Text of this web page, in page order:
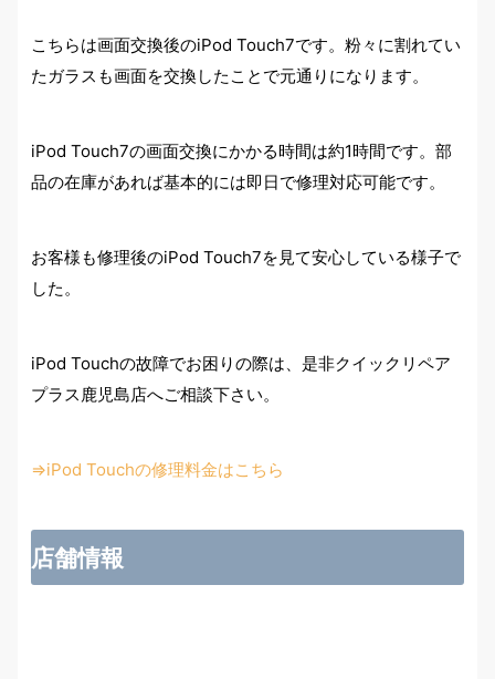
こちらは画面交換後のiPod Touch7です。粉々に割れてい
たガラスも画面を交換したことで元通りになります。
iPod Touch7の画面交換にかかる時間は約1時間です。部
品の在庫があれば基本的には即日で修理対応可能です。
お客様も修理後のiPod Touch7を見て安心している様子で
した。
iPod Touchの故障でお困りの際は、是非クイックリペア
プラス鹿児島店へご相談下さい。
⇒iPod Touchの修理料金はこちら
店舗情報